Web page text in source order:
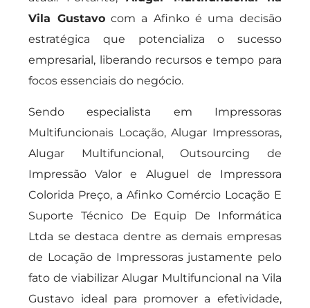
Vila Gustavocom a Afinko é uma decisão
estratégica que potencializa o sucesso
empresarial, liberando recursos e tempo para
focos essenciais do negócio.
Sendo especialista em Impressoras
Multifuncionais Locação, Alugar Impressoras,
Alugar Multifuncional, Outsourcing de
Impressão Valor e Aluguel de Impressora
Colorida Preço, a Afinko Comércio Locação E
Suporte Técnico De Equip De Informática
Ltda se destaca dentre as demais empresas
de Locação de Impressoras justamente pelo
fato de viabilizar Alugar Multifuncional na Vila
Gustavo ideal para promover a efetividade,